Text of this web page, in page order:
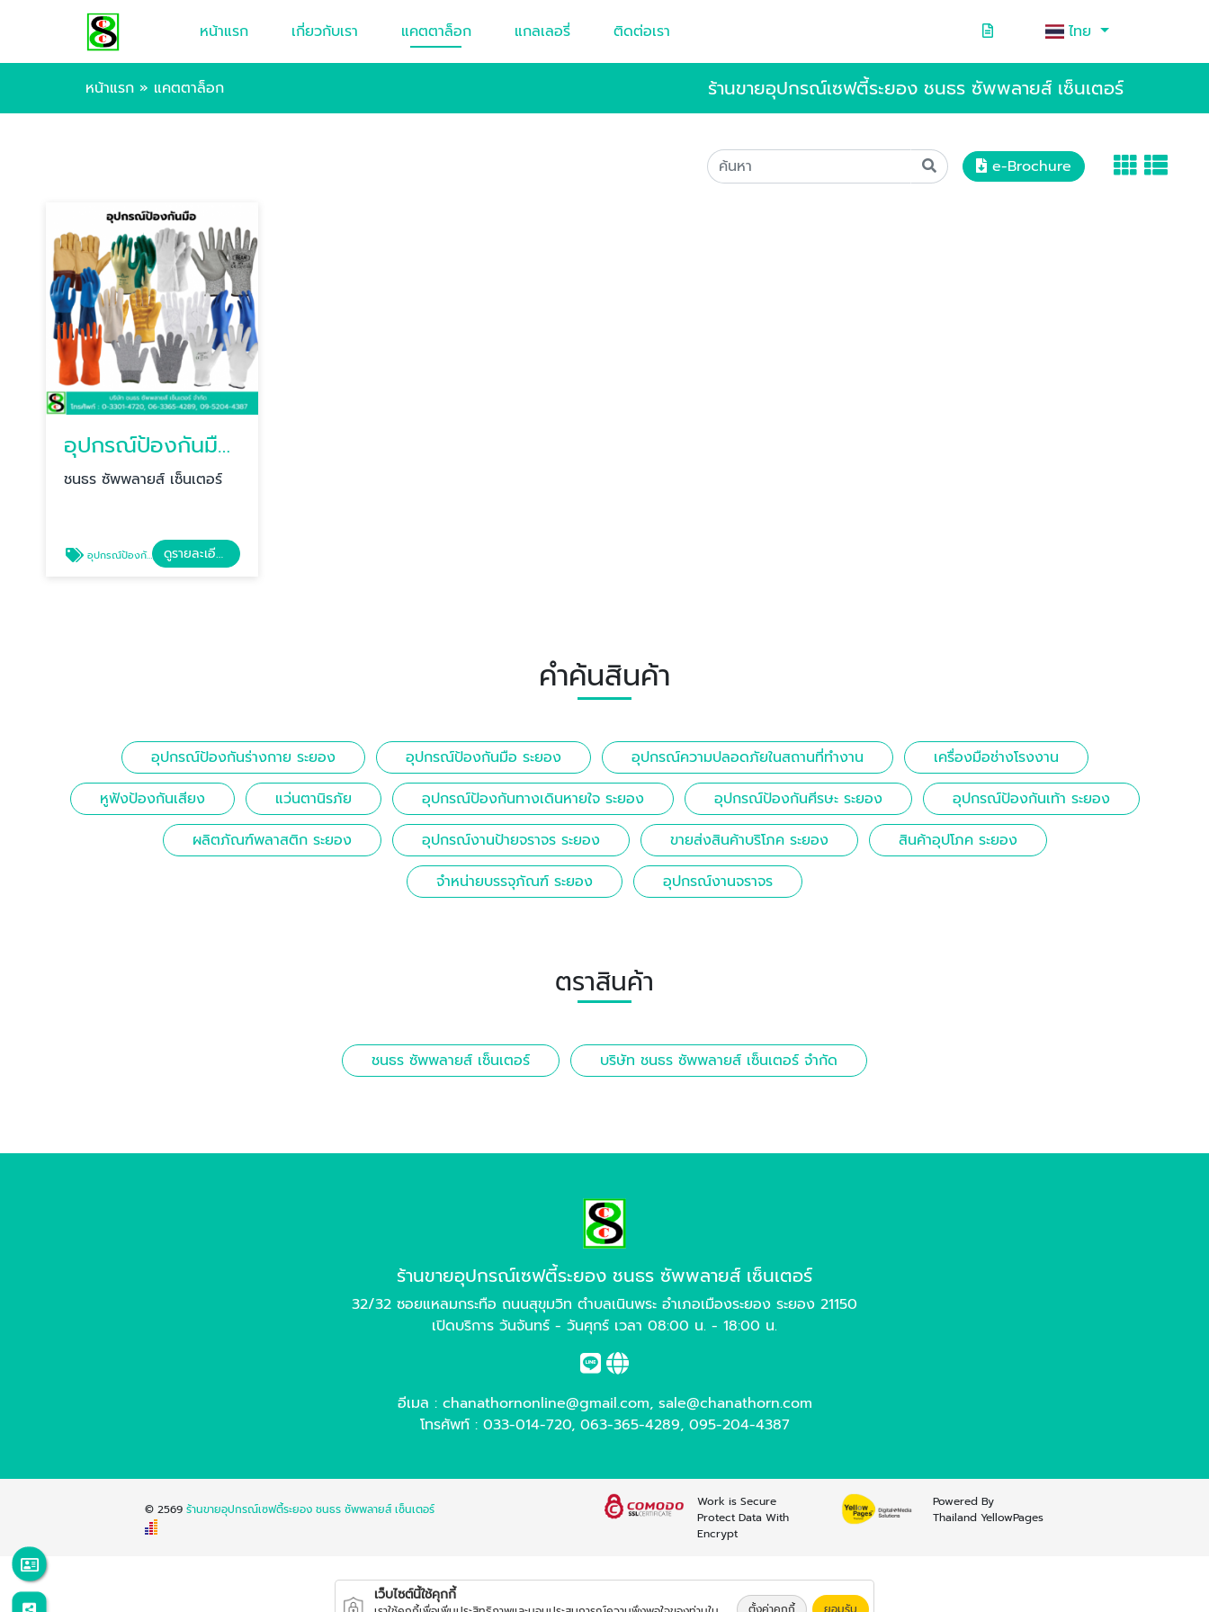
หน้าแรก เกี่ยวกับเรา แคตตาล็อก แกลเลอรี่ ติดต่อเรา ไทย
หน้าแรก » แคตตาล็อก ร้านขายอุปกรณ์เซฟตี้ระยอง ชนธร ซัพพลายส์ เซ็นเตอร์
e-Brochure
อุปกรณ์ป้องกันมือ ระยอง
ชนธร ซัพพลายส์ เซ็นเตอร์
อุปกรณ์ป้องกันมือ ระยอง ดูรายละเอียด
คำค้นสินค้า
อุปกรณ์ป้องกันร่างกาย ระยอง อุปกรณ์ป้องกันมือ ระยอง อุปกรณ์ความปลอดภัยในสถานที่ทำงาน
เครื่องมือช่างโรงงาน
หูฟังป้องกันเสียง
แว่นตานิรภัย อุปกรณ์ป้องกันทางเดินหายใจ ระยอง อุปกรณ์ป้องกันศีรษะ ระยอง
อุปกรณ์ป้องกันเท้า ระยอง
ผลิตภัณฑ์พลาสติก ระยอง
อุปกรณ์งานป้ายจราจร ระยอง ขายส่งสินค้าบริโภค ระยอง
สินค้าอุปโภค ระยอง
จำหน่ายบรรจุภัณฑ์ ระยอง
อุปกรณ์งานจราจร
ตราสินค้า
ชนธร ซัพพลายส์ เซ็นเตอร์ บริษัท ชนธร ซัพพลายส์ เซ็นเตอร์ จำกัด
ร้านขายอุปกรณ์เซฟตี้ระยอง ชนธร ซัพพลายส์ เซ็นเตอร์
32/32 ซอยแหลมกระทือ ถนนสุขุมวิท ตำบลเนินพระ อำเภอเมืองระยอง ระยอง 21150
เปิดบริการ วันจันทร์ - วันศุกร์ เวลา 08:00 น. - 18:00 น.
อีเมล : chanathornonline@gmail.com, sale@chanathorn.com
โทรศัพท์ : 033-014-720, 063-365-4289, 095-204-4387
© 2569ร้านขายอุปกรณ์เซฟตี้ระยอง ชนธร ซัพพลายส์ เซ็นเตอร์
Work is Secure
Protect Data With
Encrypt
Powered By
Thailand YellowPages
เว็บไซต์นี้ใช้คุกกี้